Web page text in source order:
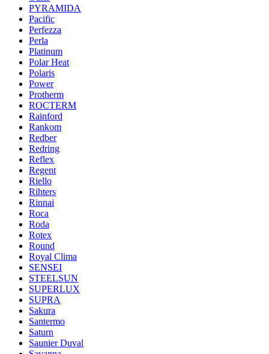
PYRAMIDA
Pacific
Perfezza
Perla
Platinum
Polar Heat
Polaris
Power
Protherm
ROCTERM
Rainford
Rankom
Redber
Redring
Reflex
Regent
Riello
Rihters
Rinnai
Roca
Roda
Rotex
Round
Royal Clima
SENSEI
STEELSUN
SUPERLUX
SUPRA
Sakura
Santermo
Saturn
Saunier Duval